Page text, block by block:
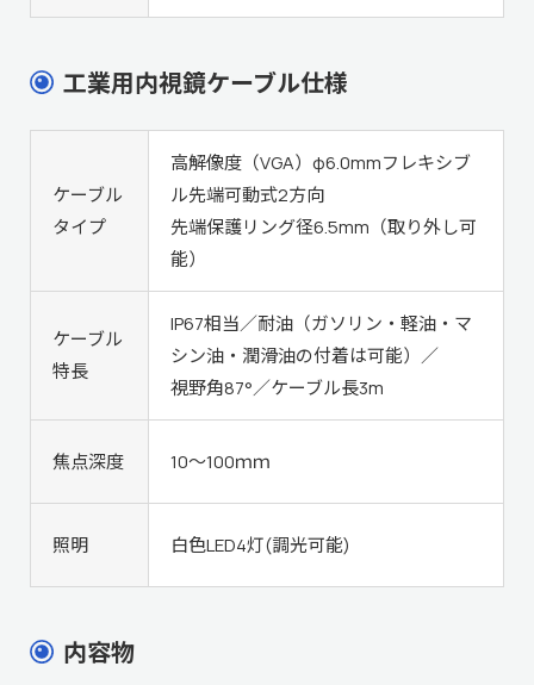
工業用内視鏡ケーブル仕様
ケーブル
タイプ
高解像度（VGA）φ6.0mmフレキシブ
ル先端可動式2方向
先端保護リング径6.5mm（取り外し可
能）
ケーブル
特長
IP67相当／耐油（ガソリン・軽油・マ
シン油・潤滑油の付着は可能）／
視野角87°／ケーブル長3m
焦点深度 10～100ｍｍ
照明 白色LED4灯(調光可能)
内容物